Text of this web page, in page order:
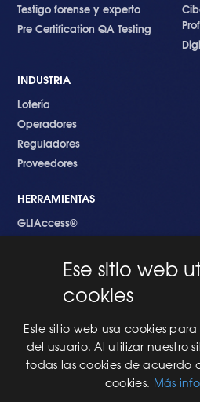
Testigo forense y experto
Pre Certification QA Testing
INDUSTRIA
Lotería
Operadores
Reguladores
Proveedores
HERRAMIENTAS
GLIAccess®
EMPEZANDO
Nuevo en GLI
Nuevo Software
Una Nueva Máquina
Modificaciones al Software
Modificaciones al Hardware
Ese sitio web
cookies
Este sitio web usa cookies
del usuario. Al utilizar nuestro
todas las cookies de acuerdo
cookies. Más